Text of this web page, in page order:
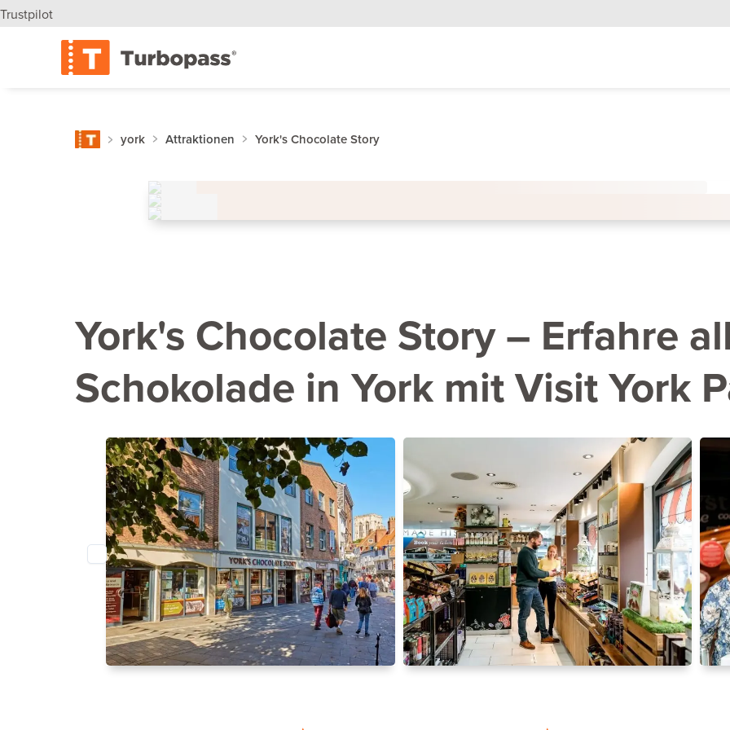
Trustpilot
york Attraktionen York's Chocolate Story
York's Chocolate Story – Erfahre
Schokolade in York mit Visit York